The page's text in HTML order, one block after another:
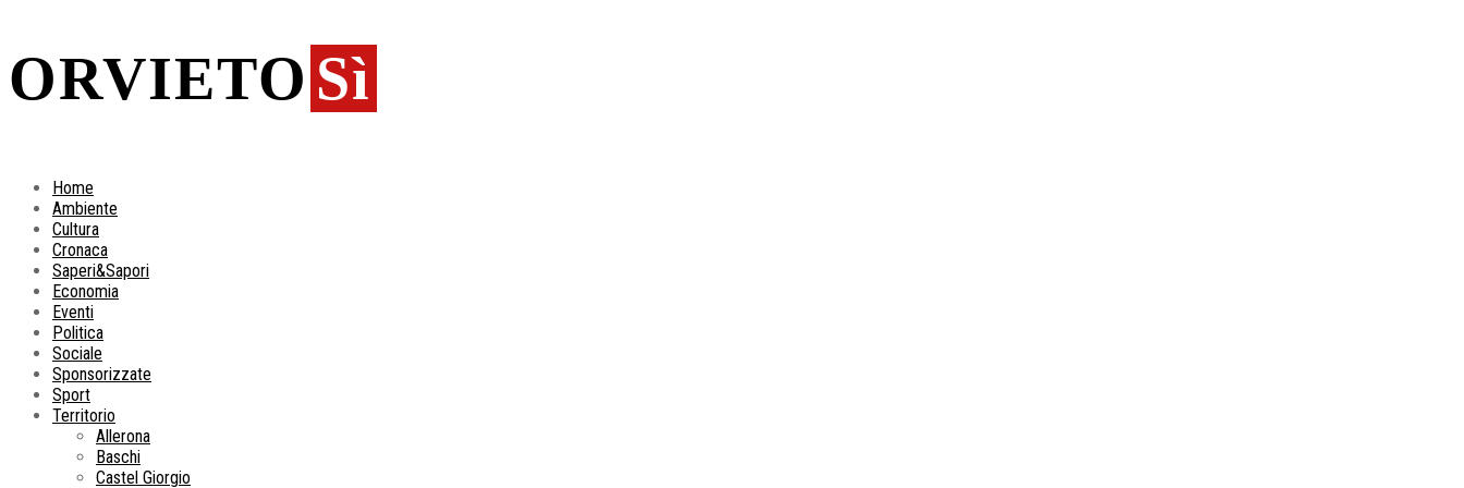
ORVIETO Sì
Home
Ambiente
Cultura
Cronaca
Saperi&Sapori
Economia
Eventi
Politica
Sociale
Sponsorizzate
Sport
Territorio
Allerona
Baschi
Castel Giorgio